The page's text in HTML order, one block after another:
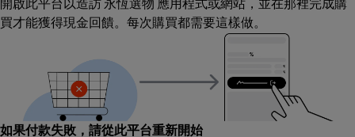
開啟此平台以造訪 永恆選物 應用程式或網站，並在那裡完成購
買才能獲得現金回饋。每次購買都需要這樣做。
如果付款失敗，請從此平台重新開始